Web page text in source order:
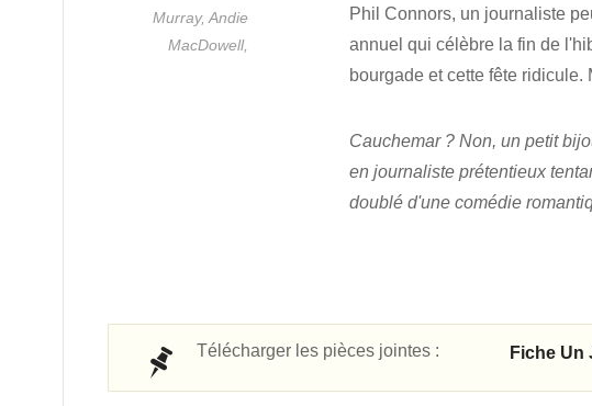
Murray, Andie
MacDowell,
Phil Connors, un journaliste
annuel qui célèbre la fin de
bourgade et cette fête
Cauchemar ? Non, un petit
en journaliste prétentieux
doublé d'une comédie
Télécharger les pièces jointes : Fiche